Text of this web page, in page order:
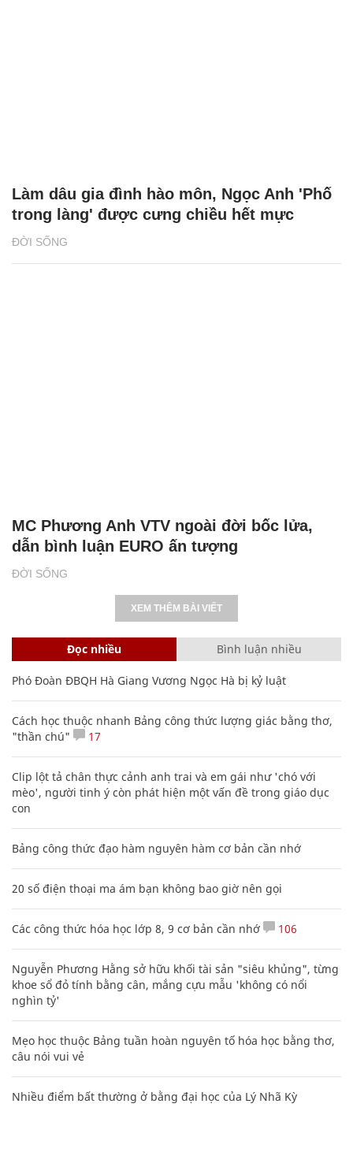
ĐỜI SỐNG
Làm dâu gia đình hào môn, Ngọc Anh 'Phố
trong làng' được cưng chiều hết mực
ĐỜI SỐNG
MC Phương Anh VTV ngoài đời bốc lửa,
dẫn bình luận EURO ấn tượng
XEM THÊM BÀI VIẾT
Đọc nhiều Bình luận nhiều
Phó Đoàn ĐBQH Hà Giang Vương Ngọc Hà bị kỷ luật
Cách học thuộc nhanh Bảng công thức lượng giác bằng thơ,
"thần chú"
17
Clip lột tả chân thực cảnh anh trai và em gái như 'chó với
mèo', người tinh ý còn phát hiện một vấn đề trong giáo dục
con
Bảng công thức đạo hàm nguyên hàm cơ bản cần nhớ
20 số điện thoại ma ám bạn không bao giờ nên gọi
Các công thức hóa học lớp 8, 9 cơ bản cần nhớ 106
Nguyễn Phương Hằng sở hữu khối tài sản "siêu khủng", từng
khoe sổ đỏ tính bằng cân, mắng cựu mẫu 'không có nổi
nghìn tỷ'
Mẹo học thuộc Bảng tuần hoàn nguyên tố hóa học bằng thơ,
câu nói vui vẻ
Nhiều điểm bất thường ở bằng đại học của Lý Nhã Kỳ